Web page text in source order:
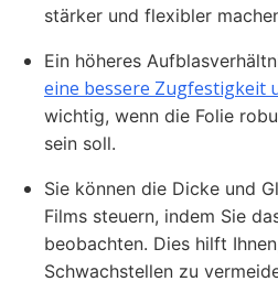
stärker und flexibler
Ein höheres
eine bessere Zugfestigkeit
wichtig, wenn die Folie
sein soll.
Sie können die Dicke und
Films steuern, indem Sie
beobachten. Dies hilft
Schwachstellen zu